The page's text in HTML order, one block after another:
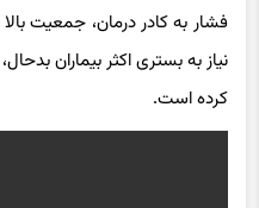
فشار به کادر درمان، جمعیت
نیاز به بستری اکثر بیماران
کرده است.